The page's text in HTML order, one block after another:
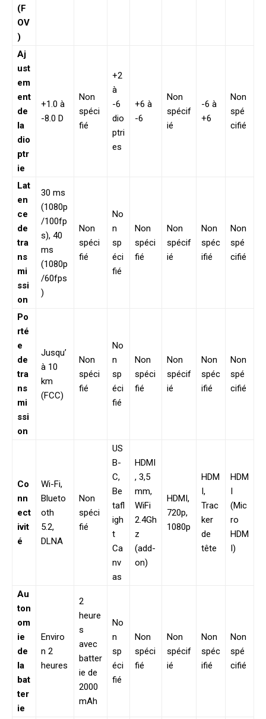
(F
OV
)
Aj
ust
em
ent
de
la
dio
ptr
ie
+1.0 à
-8.0 D
Non
spéci
fié
+2
à
-6
dio
ptri
es
+6 à
-6
Non
spécif
ié
-6 à
+6
Non
spé
cifié
Lat
en
ce
de
tra
ns
mi
ssi
on
30 ms
(1080p
/100fp
s), 40
ms
(1080p
/60fps
)
Non
spéci
fié
No
n
sp
éci
fié
Non
spéci
fié
Non
spécif
ié
Non
spéc
ifié
Non
spé
cifié
Po
rté
e
de
tra
ns
mi
ssi
on
Jusqu’
à 10
km
(FCC)
Non
spéci
fié
No
n
sp
éci
fié
Non
spéci
fié
Non
spécif
ié
Non
spéc
ifié
Non
spé
cifié
Co
nn
ect
ivit
é
Wi-Fi,
Blueto
oth
5.2,
DLNA
Non
spéci
fié
US
B-
C,
Be
tafl
igh
t
Ca
nv
as
HDMI
, 3,5
mm,
WiFi
2.4Gh
z
(add-
on)
HDMI,
720p,
1080p
HDM
I,
Trac
ker
de
tête
HDM
I
(Mic
ro
HDM
I)
Au
ton
om
ie
de
la
bat
ter
ie
Enviro
n 2
heures
2
heure
s
avec
batter
ie de
2000
mAh
No
n
sp
éci
fié
Non
spéci
fié
Non
spécif
ié
Non
spéc
ifié
Non
spé
cifié